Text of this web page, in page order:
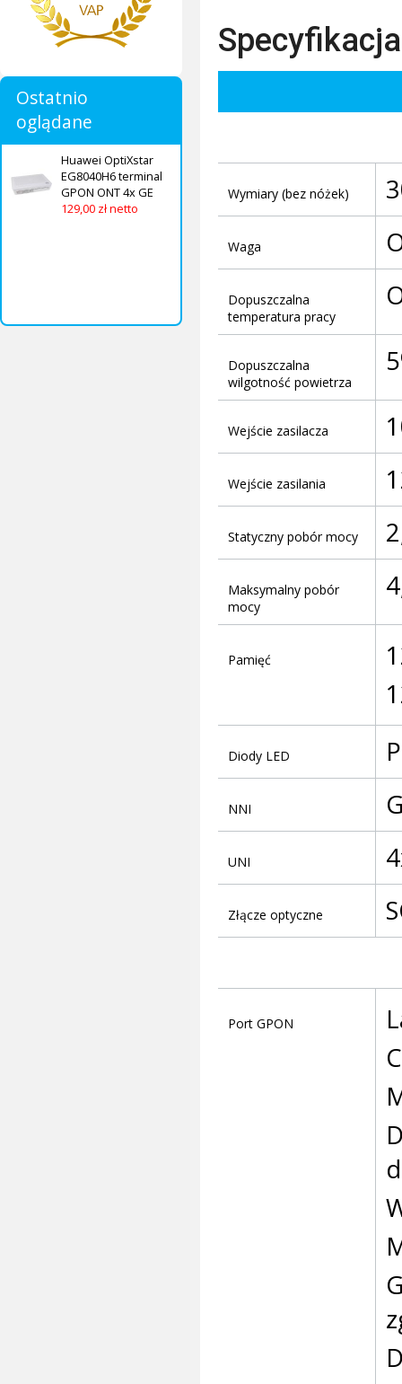
Ostatnio
oglądane
Huawei OptiXstar
EG8040H6 terminal
GPON ONT 4x GE
129,00 zł netto
Specyfikacja
Wymiary (bez nóżek)
Waga
Dopuszczalna
temperatura pracy
Dopuszczalna
wilgotność powietrza
Wejście zasilacza
Wejście zasilania
Statyczny pobór mocy
Maksymalny pobór
mocy
Pamięć
Diody LED
NNI
UNI
Złącze optyczne
Port GPON